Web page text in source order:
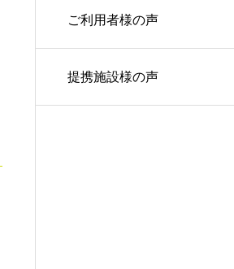
ご利用者様の声
提携施設様の声